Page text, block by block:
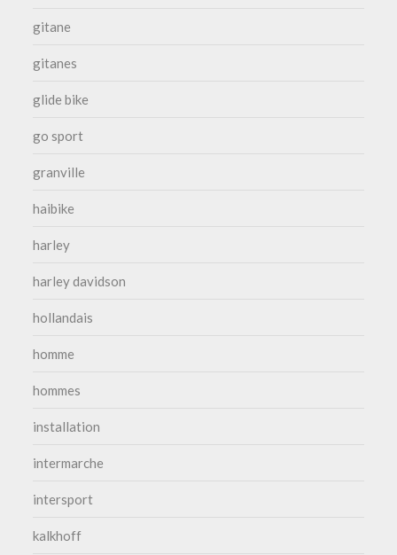
gitane
gitanes
glide bike
go sport
granville
haibike
harley
harley davidson
hollandais
homme
hommes
installation
intermarche
intersport
kalkhoff